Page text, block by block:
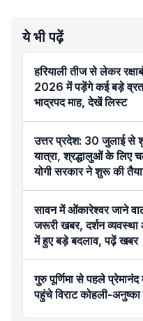
ये भी पढ़ें
हरियाली तीज से लेकर
2026 में पड़ेंगे कई बड़े व्रत-
भाद्रपद माह, देखें लिस्ट
उत्तर प्रदेश: 30 जुलाई से
यात्रा, श्रद्धालुओं के लिए
योगी सरकार ने शुरू की
सावन में ओंकारेश्वर जाने
जरूरी खबर, दर्शन
में हुए बड़े बदलाव, पढ़ें खबर
गुरु पूर्णिमा से पहले
पहुंचे विराट कोहली-अनुष्का